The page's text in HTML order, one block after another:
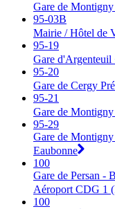
Gare de
95-03B
Mairie / Hôtel de
95-19
Gare d'Argenteuil
95-20
Gare de Cergy
95-21
Gare de
95-29
Gare de
Eaubonne
100
Gare de Persan -
Aéroport CDG 1
100